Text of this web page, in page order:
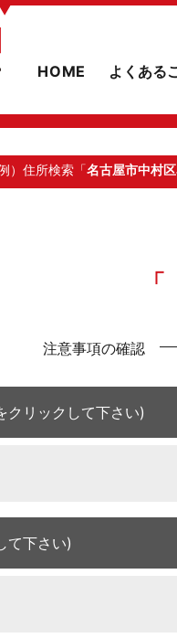
HOME よくある
）住所検索「名古屋市中村
注意事項の確認
リックして下さい)
下さい)